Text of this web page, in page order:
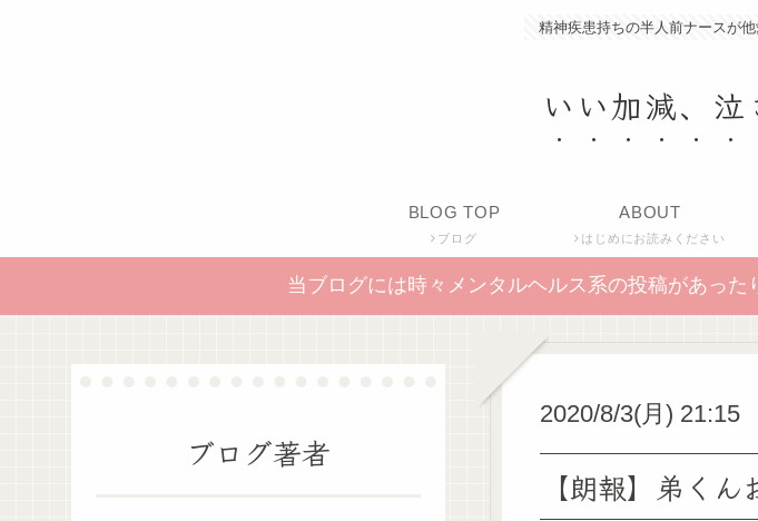
精神疾患持ちの半人前ナースが
いい加減、
BLOG TOP
ブログ
ABOUT
はじめにお読みください
当ブログには時々メンタルヘルス系の投稿があっ
2020/8/3(月) 21:15
【朗報】弟くん
ブログ著者